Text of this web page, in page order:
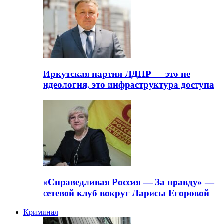
Иркутская партия ЛДПР — это не
идеология, это инфраструктура доступа
«Справедливая Россия — За правду» —
сетевой клуб вокруг Ларисы Егоровой
Криминал